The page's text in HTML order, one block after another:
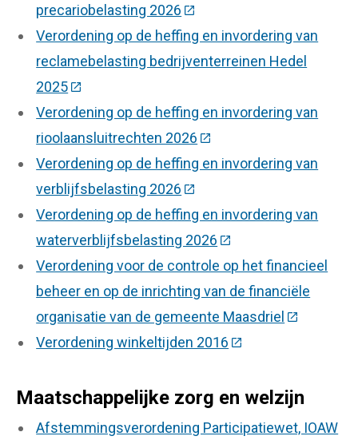
precariobelasting 2026 (Deze link gaat naar een
Verordening op de heffing en invordering van
reclamebelasting bedrijventerreinen Hedel
2025(Deze link gaat naar een externe website)
Verordening op de heffing en invordering van
rioolaansluitrechten 2026 (Deze link gaat naar een
Verordening op de heffing en invordering van
verblijfsbelasting 2026 (Deze link gaat naar een
Verordening op de heffing en invordering van
waterverblijfsbelasting 2026 (Deze link gaat naar
Verordening voor de controle op het financieel
beheer en op de inrichting van de financiële
organisatie van de gemeente Maasdriel (Deze link
Verordening winkeltijden 2016 (Deze link gaat
Maatschappelijke zorg en welzijn
Afstemmingsverordening Participatiewet, IOAW